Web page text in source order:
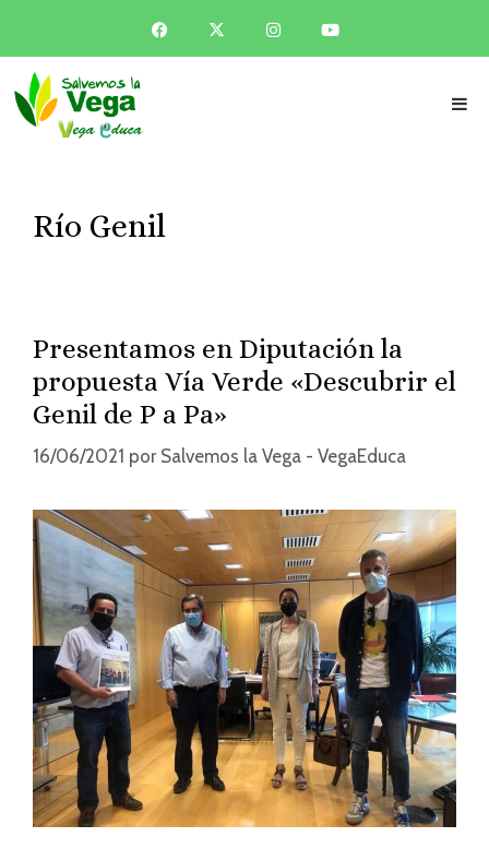
Río Genil
Presentamos en Diputación la
propuesta Vía Verde «Descubrir el
Genil de P a Pa»
16/06/2021 por Salvemos la Vega - VegaEduca